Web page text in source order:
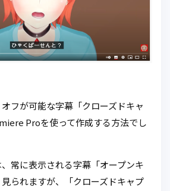
フが可能な字幕「クローズドキャ
Proを使って作成する方法でし
常に表示される字幕「オープンキ
られますが、「クローズドキャプ